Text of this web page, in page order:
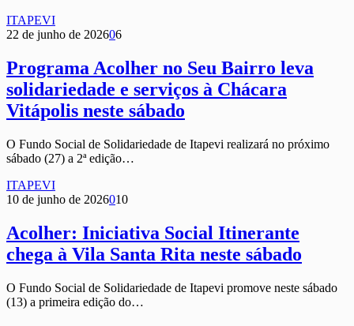
ITAPEVI
22 de junho de 202606
Programa Acolher no Seu Bairro leva
solidariedade e serviços à Chácara
Vitápolis neste sábado
O Fundo Social de Solidariedade de Itapevi realizará no próximo
sábado (27) a 2ª edição…
ITAPEVI
10 de junho de 2026010
Acolher: Iniciativa Social Itinerante
chega à Vila Santa Rita neste sábado
O Fundo Social de Solidariedade de Itapevi promove neste sábado
(13) a primeira edição do…